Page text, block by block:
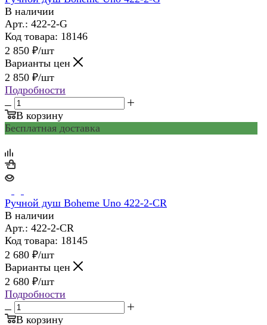
В наличии
Арт.: 422-2-G
Код товара: 18146
2 850 ₽/шт
Варианты цен
2 850 ₽/шт
Подробности
В корзину
Бесплатная доставка
Ручной душ Boheme Uno 422-2-CR
В наличии
Арт.: 422-2-CR
Код товара: 18145
2 680 ₽/шт
Варианты цен
2 680 ₽/шт
Подробности
В корзину